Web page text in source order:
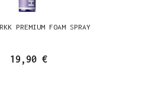
PREMIUM FOAM SPRAY
19,90 €